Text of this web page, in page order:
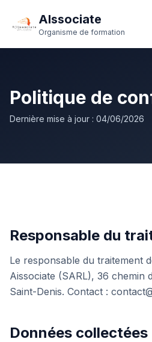
AIssociate
Organisme de formation
Politique de
Dernière mise à jour : 04/06/2026
Responsable du
Le responsable du traitement
Aissociate (SARL), 36 chemin
Saint-Denis. Contact :
Données collectées